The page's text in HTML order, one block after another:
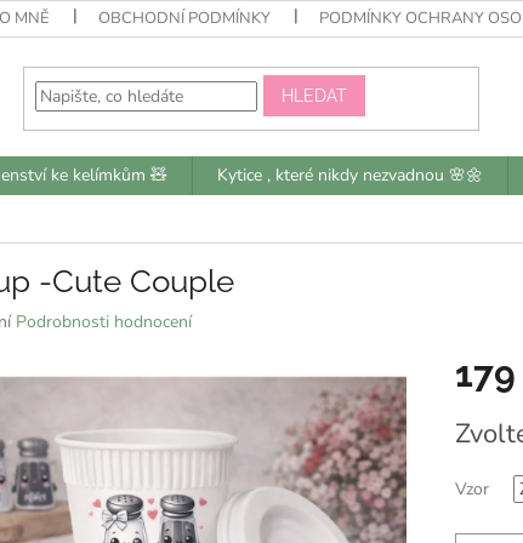
O MNĚ OBCHODNÍ PODMÍNKY PODMÍNKY OCHRANY
HLEDAT
ke kelímkům 🧸 Kytice , které nikdy nezvadnou 🌸🌼
-Cute Couple
Podrobnosti hodnocení
cena:
Vzor